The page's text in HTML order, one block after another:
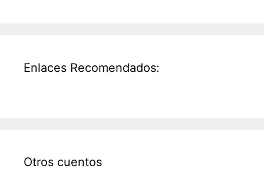
Enlaces Recomendados:
Otros cuentos